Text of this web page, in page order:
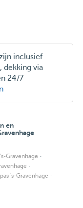
inclusief
dekking via
24/7
en
Gravenhage ·
·
's-Gravenhage ·